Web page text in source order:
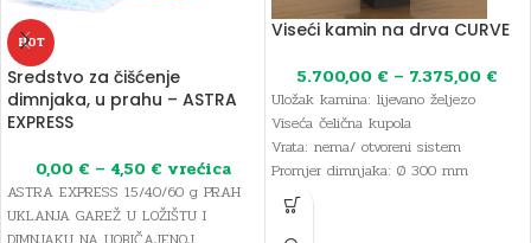
HOT
Sredstvo za čišćenje
dimnjaka, u prahu – ASTRA
EXPRESS
0,00 € – 4,50 € vrećica
ASTRA EXPRESS 15/40/60 g PRAH
UKLANJA GAREŽ U LOŽIŠTU I
Viseći kamin na drva CURVE
5.700,00 € – 7.375,00 €
Uložak kamina: lijevano željezo
Viseća čelična kupola
Vrata: nema/ otvoreni sistem
Promjer dimnjaka: Ø 300 mm
Upravljanje dimovodnom zaklopkom:
vanjsko